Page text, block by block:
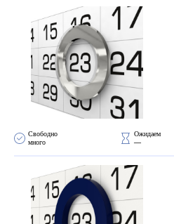
Свободно
много
Ожидаем
—